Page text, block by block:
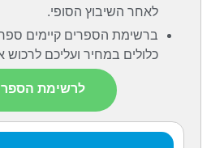
לאחר השיבוץ הסופי.
ברשימת הספרים קיימים
כלולים במחיר ועליכם לרכוש
לרשימת